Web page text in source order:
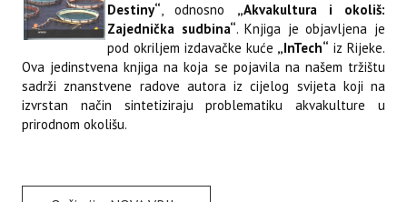
Destiny“, odnosno „Akvakultura i okoliš:
Zajednička sudbina“. Knjiga je objavljena je
pod okriljem izdavačke kuće „InTech“ iz Rijeke.
Ova jedinstvena knjiga na koja se pojavila na našem tržištu
sadrži znanstvene radove autora iz cijelog svijeta koji na
izvrstan način sintetiziraju problematiku akvakulture u
prirodnom okolišu.